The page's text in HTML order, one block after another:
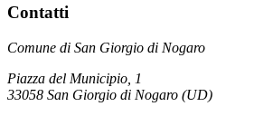
Contatti
Comune di San Giorgio di Nogaro
Piazza del Municipio, 1
33058 San Giorgio di Nogaro (UD)